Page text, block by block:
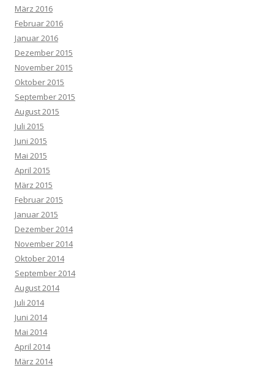
März 2016
Februar 2016
Januar 2016
Dezember 2015
November 2015
Oktober 2015
September 2015
August 2015
Juli 2015
Juni 2015
Mai 2015
April 2015
März 2015
Februar 2015
Januar 2015
Dezember 2014
November 2014
Oktober 2014
September 2014
August 2014
Juli 2014
Juni 2014
Mai 2014
April 2014
März 2014